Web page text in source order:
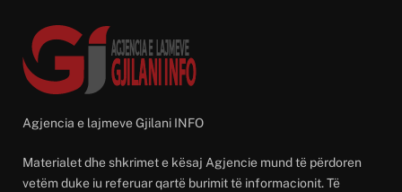
Agjencia e lajmeve Gjilani INFO
Materialet dhe shkrimet e kësaj Agjencie mund të përdoren
vetëm duke iu referuar qartë burimit të informacionit. Të